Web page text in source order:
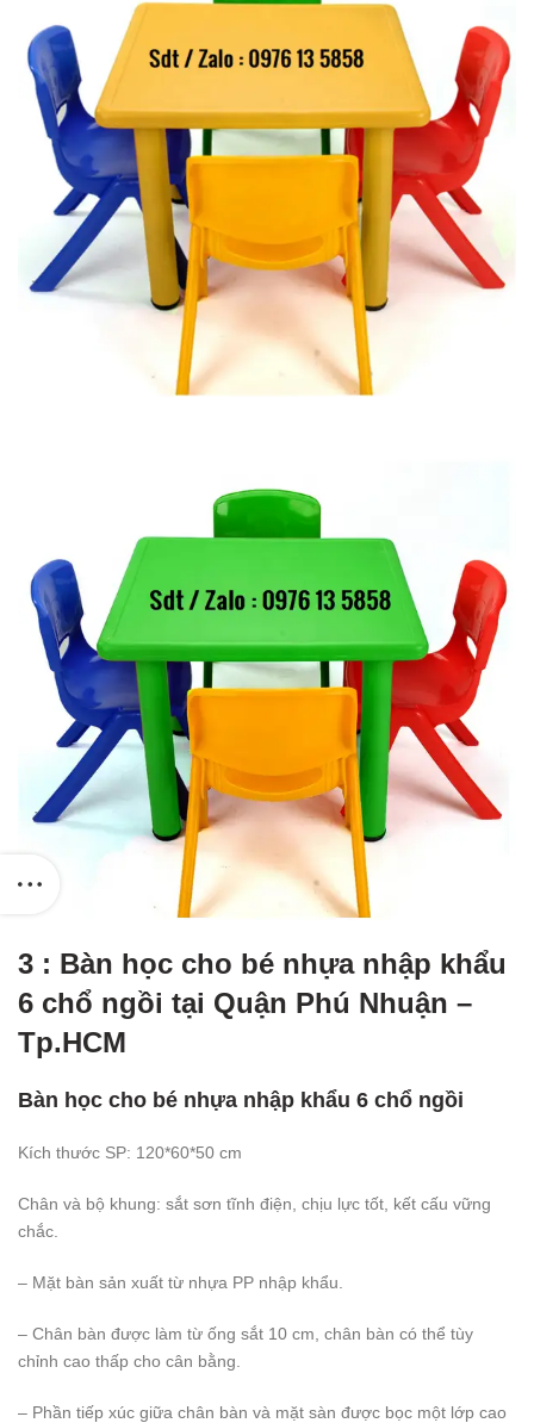
3 : Bàn học cho bé nhựa nhập khẩu
6 chổ ngồi tại Quận Phú Nhuận –
Tp.HCM
Bàn học cho bé nhựa nhập khẩu 6 chổ ngồi
Kích thước SP: 120*60*50 cm
Chân và bộ khung: sắt sơn tĩnh điện, chịu lực tốt, kết cấu vững
chắc.
– Mặt bàn sản xuất từ nhựa PP nhập khẩu.
– Chân bàn được làm từ ống sắt 10 cm, chân bàn có thể tùy
chỉnh cao thấp cho cân bằng.
– Phần tiếp xúc giữa chân bàn và mặt sàn được bọc một lớp cao